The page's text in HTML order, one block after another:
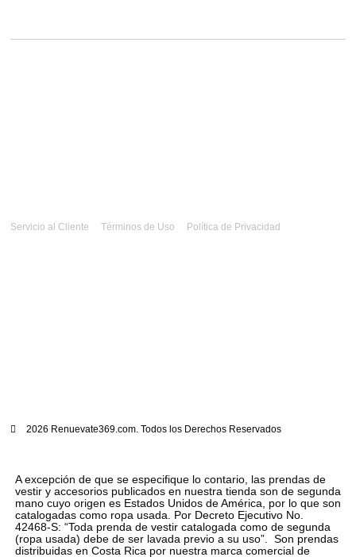
2026 Renuevate369.com. Todos los Derechos Reservados
Servicio al Cliente Términos de Uso Política de Privacidad
A excepción de que se especifique lo contario, las prendas de
vestir y accesorios publicados en nuestra tienda son de segunda
mano cuyo origen es Estados Unidos de América, por lo que son
catalogadas como ropa usada. Por Decreto Ejecutivo No.
42468-S: “Toda prenda de vestir catalogada como de segunda
(ropa usada) debe de ser lavada previo a su uso”. Son prendas
distribuidas en Costa Rica por nuestra marca comercial de